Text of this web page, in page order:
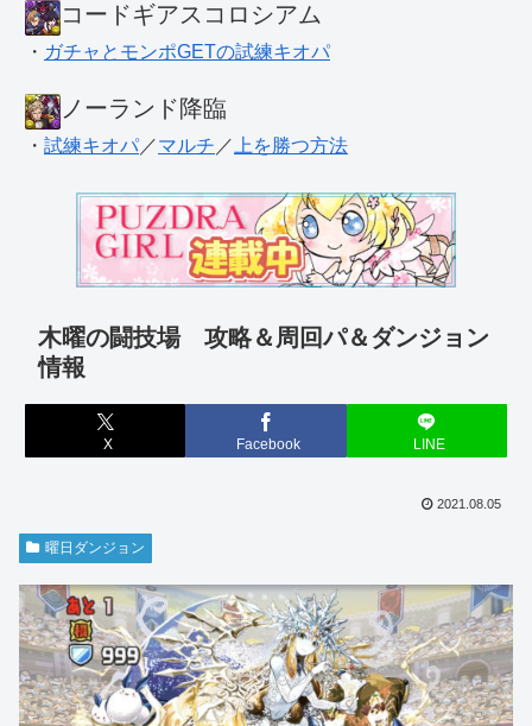
コードギアスコロシアム
・ ガチャとモンポGETの試練キオパ
ノーランド降臨
・ 試練キオパ ／マルチ ／ 上を勝つ方法
木曜の闘技場 攻略＆周回パ＆ダンジョン
情報
X Facebook LINE
2021.08.05
曜日ダンジョン